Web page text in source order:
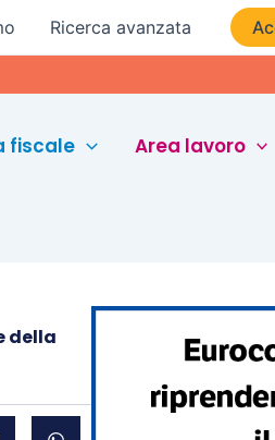
Ricerca avanzata
fiscale Area lavoro
della